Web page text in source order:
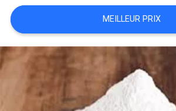
NOUS
CONTACTER
NOUVELLES
MEILLEUR PRIX